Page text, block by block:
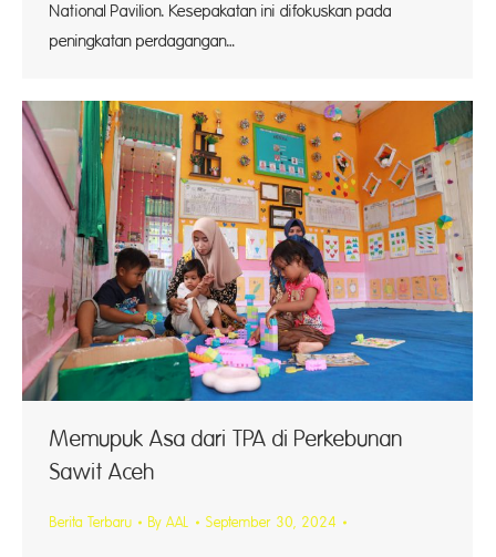
National Pavilion. Kesepakatan ini difokuskan pada
peningkatan perdagangan…
Memupuk Asa dari TPA di Perkebunan
Sawit Aceh
Berita Terbaru By AAL September 30, 2024